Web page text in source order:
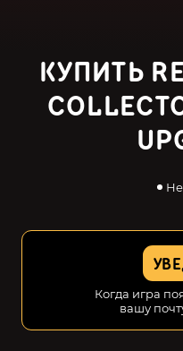
КУПИТЬ
Когда игра
вашу